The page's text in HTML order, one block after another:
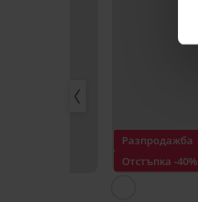
Разпродажба
Отстъпка -40%